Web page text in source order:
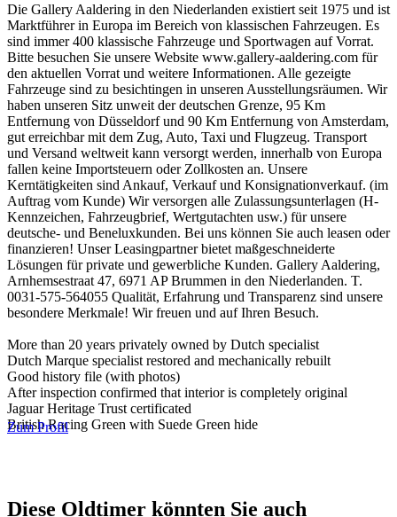
Die Gallery Aaldering in den Niederlanden existiert seit 1975 und ist
Marktführer in Europa im Bereich von klassischen Fahrzeugen. Es
sind immer 400 klassische Fahrzeuge und Sportwagen auf Vorrat.
Bitte besuchen Sie unsere Website www.gallery-aaldering.com für
den aktuellen Vorrat und weitere Informationen. Alle gezeigte
Fahrzeuge sind zu besichtingen in unseren Ausstellungsräumen. Wir
haben unseren Sitz unweit der deutschen Grenze, 95 Km
Entfernung von Düsseldorf und 90 Km Entfernung von Amsterdam,
gut erreichbar mit dem Zug, Auto, Taxi und Flugzeug. Transport
und Versand weltweit kann versorgt werden, innerhalb von Europa
fallen keine Importsteuern oder Zollkosten an. Unsere
Kerntätigkeiten sind Ankauf, Verkauf und Konsignationverkauf. (im
Auftrag vom Kunde) Wir versorgen alle Zulassungsunterlagen (H-
Kennzeichen, Fahrzeugbrief, Wertgutachten usw.) für unsere
deutsche- und Beneluxkunden. Bei uns können Sie auch leasen oder
finanzieren! Unser Leasingpartner bietet maßgeschneiderte
Lösungen für private und gewerbliche Kunden. Gallery Aaldering,
Arnhemsestraat 47, 6971 AP Brummen in den Niederlanden. T.
0031-575-564055 Qualität, Erfahrung und Transparenz sind unsere
besondere Merkmale! Wir freuen und auf Ihren Besuch.
More than 20 years privately owned by Dutch specialist
Dutch Marque specialist restored and mechanically rebuilt
Good history file (with photos)
After inspection confirmed that interior is completely original
Jaguar Heritage Trust certificated
British Racing Green with Suede Green hide
Zum Profil
Diese Oldtimer könnten Sie auch